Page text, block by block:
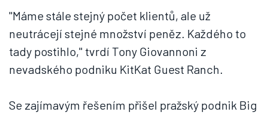
"Máme stále stejný počet klientů, ale už
neutrácejí stejné množství peněz. Každého to
tady postihlo," tvrdí Tony Giovannoni z
nevadského podniku KitKat Guest Ranch.
Se zajímavým řešením přišel pražský podnik Big